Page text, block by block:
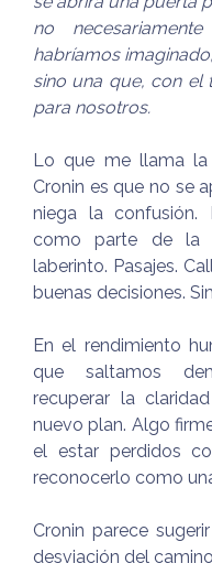
no
habríamos imaginado,
sino una que, con el
para nosotros.
Lo que me llama
Cronin es que no se
niega la
como parte de la
laberinto. Pasajes.
buenas decisiones.
En el rendimiento
que saltamos
recuperar la
nuevo plan. Algo
el estar perdidos
reconocerlo como
Cronin parece
desviación del